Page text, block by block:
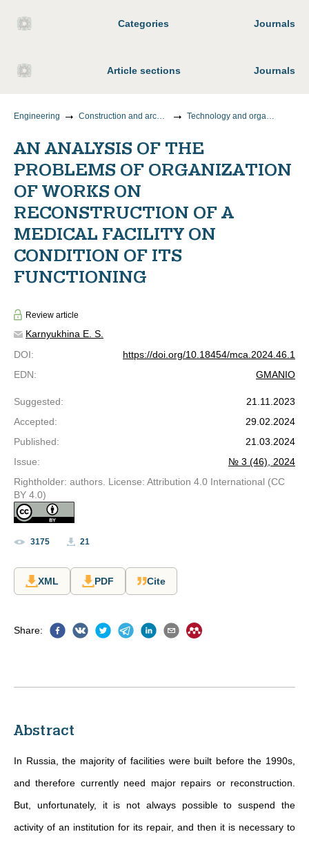
Categories Journals
Article sections Journals
Engineering Construction and architecture Technology and organization of construction
AN ANALYSIS OF THE
PROBLEMS OF ORGANIZATION
OF WORKS ON
RECONSTRUCTION OF A
MEDICAL FACILITY ON
CONDITION OF ITS
FUNCTIONING
Review article
Karnyukhina E. S.
DOI:
https://doi.org/10.18454/mca.2024.46.1
EDN: GMANIO
Suggested:
21.11.2023
Accepted:
29.02.2024
Published:
21.03.2024
Issue:
№ 3 (46), 2024
Rightholder: authors. License: Attribution 4.0 International (CC
BY 4.0)
3175 21
XML PDF Cite
Share:
Abstract
In Russia, the majority of facilities were built before the 1990s,
and therefore currently need major repairs or reconstruction.
But, unfortunately, it is not always possible to suspend the
activity of an institution for its repair, and then it is necessary to